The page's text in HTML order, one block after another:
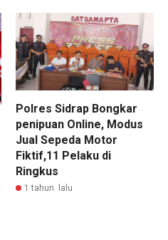
Polres Sidrap Bongkar
penipuan Online, Modus
Jual Sepeda Motor
Fiktif,11 Pelaku di
Ringkus
1 tahun lalu